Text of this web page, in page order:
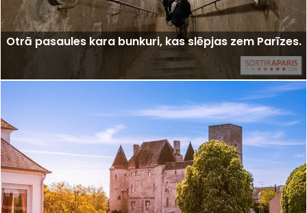
Otrā pasaules kara bunkuri, kas slēpjas zem Parīzes.